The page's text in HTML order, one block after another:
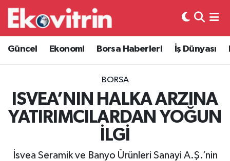
Güncel Ekonomi Borsa Haberleri İş Dünyası
BORSA
ISVEA’NIN HALKA ARZINA
YATIRIMCILARDAN YOĞUN
İLGİ
İsvea Seramik ve Banyo Ürünleri Sanayi A.Ş.’nin
Güncel
Ekonomi
Borsa Haberleri
İş Dünyası
Hava Durumu
Trafik Durumu
Süper Lig Puan Durumu ve Fikstür
Tüm Manşetler
Son Dakika Haberleri